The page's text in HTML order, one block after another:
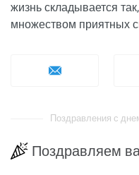
жизнь складывается
множеством приятных
Поздравления с
Поздравляем